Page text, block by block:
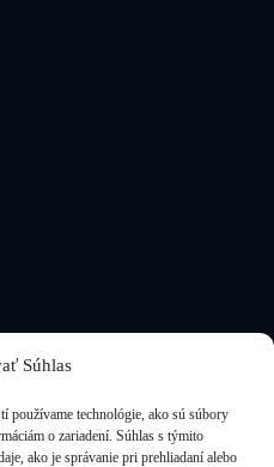
Súhlas
používame technológie, ako sú súbory
o zariadení. Súhlas s týmito
ako je správanie pri prehliadaní alebo